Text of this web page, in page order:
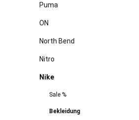
Puma
ON
North Bend
Nitro
Nike
Sale %
Bekleidung